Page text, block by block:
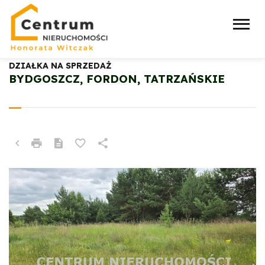
BYDGOSZCZ, FORDON, TATRZAŃSKIE
DZIAŁKA NA SPRZEDAŻ